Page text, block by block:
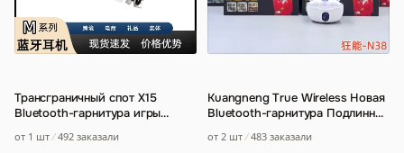
Трансграничный спот X15
Bluetooth-гарнитура игры
задержку с н…
от 1 шт 492 заказали
Kuangneng True Wireless Новая
Bluetooth-гарнитура Подлинное
четкост …
от 2 шт 483 заказали